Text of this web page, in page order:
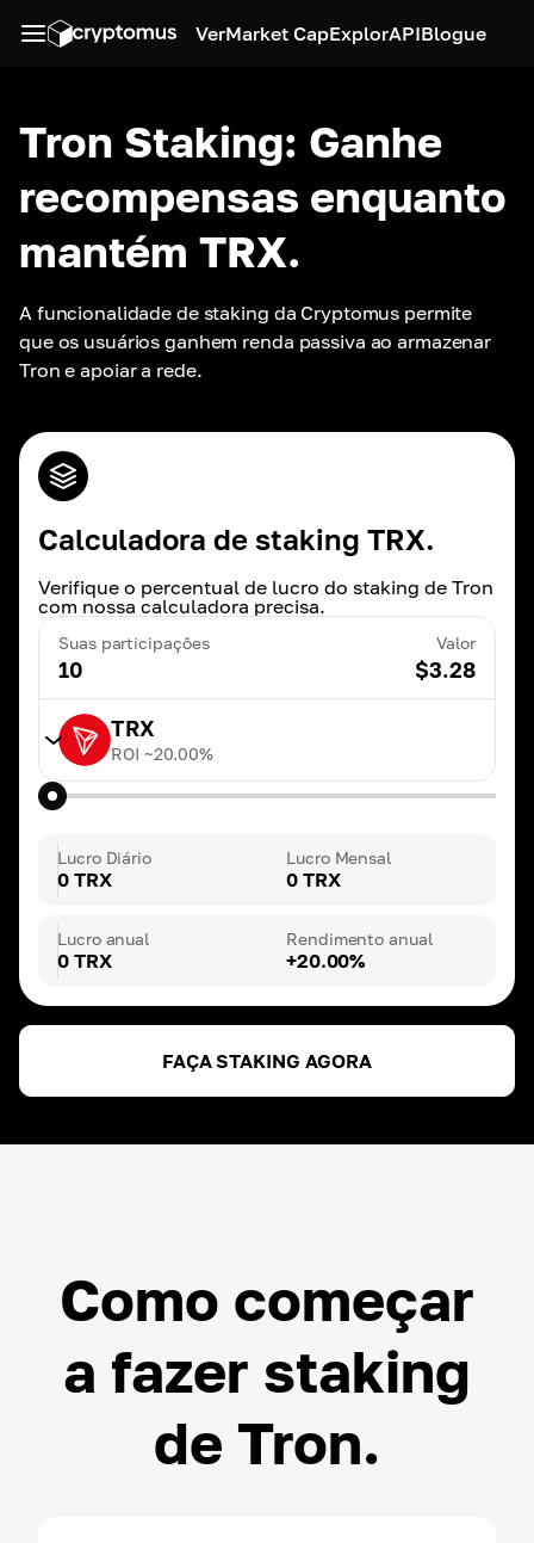
VerMarket CapExplorAPIBlogue
Tron Staking: Ganhe
recompensas enquanto
mantém TRX.
A funcionalidade de staking da Cryptomus permite
que os usuários ganhem renda passiva ao armazenar
Calculadora de staking TRX.
Verifique o percentual de lucro do staking de Tron
com nossa calculadora precisa.
Suas participações
10
Valor
$3.28
TRX
ROI ~20.00%
ROI ~3.00%
USDT
Lucro Diário
0 TRX
Lucro Mensal
0 TRX
Lucro anual
0 TRX
Rendimento anual
+20.00%
FAÇA STAKING AGORA
Como começar
a fazer staking
de Tron.